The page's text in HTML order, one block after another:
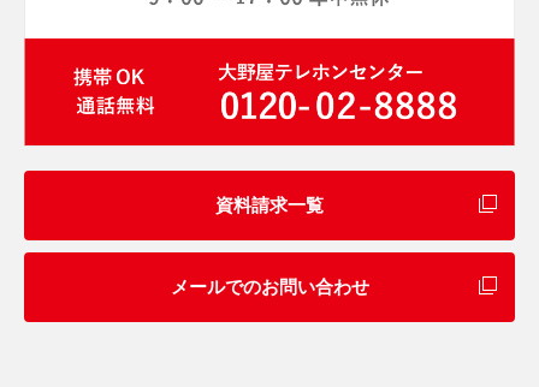
資料請求一覧
メールでのお問い合わせ